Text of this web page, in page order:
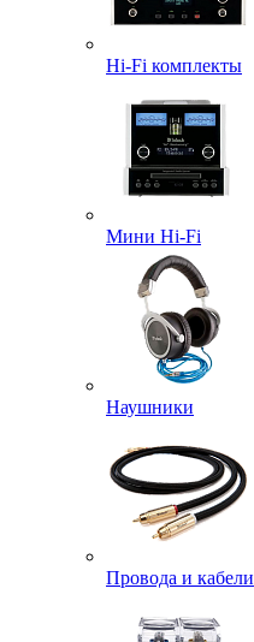
Hi-Fi комплекты
Мини Hi-Fi
Наушники
Провода и кабели